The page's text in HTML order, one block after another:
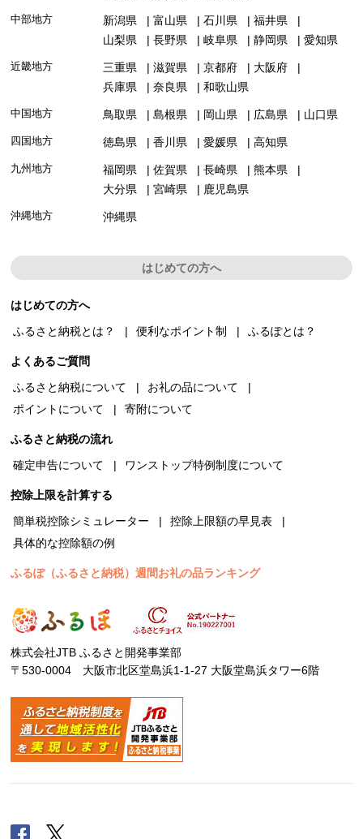
中部地方 新潟県 富山県 石川県
福井県
山梨県
長野県 岐阜県 静岡県 愛知県
近畿地方 三重県 滋賀県 京都府
大阪府
兵庫県
奈良県 和歌山県
中国地方 鳥取県 島根県 岡山県 広島県 山口県
四国地方 徳島県 香川県 愛媛県 高知県
九州地方 福岡県 佐賀県 長崎県
熊本県
大分県
宮崎県 鹿児島県
沖縄地方 沖縄県
はじめての方へ
はじめての方へ
ふるさと納税とは？
便利なポイント制 ふるぽとは？
よくあるご質問
ふるさと納税について
お礼の品について
ポイントについて
寄附について
ふるさと納税の流れ
確定申告について
ワンストップ特例制度について
控除上限を計算する
簡単税控除シミュレーター
控除上限額の早見表
具体的な控除額の例
ふるぽ（ふるさと納税）週間お礼の品ランキング
株式会社JTB ふるさと開発事業部
〒530-0004 大阪市北区堂島浜1-1-27 大阪堂島浜タワー6階
Facebook